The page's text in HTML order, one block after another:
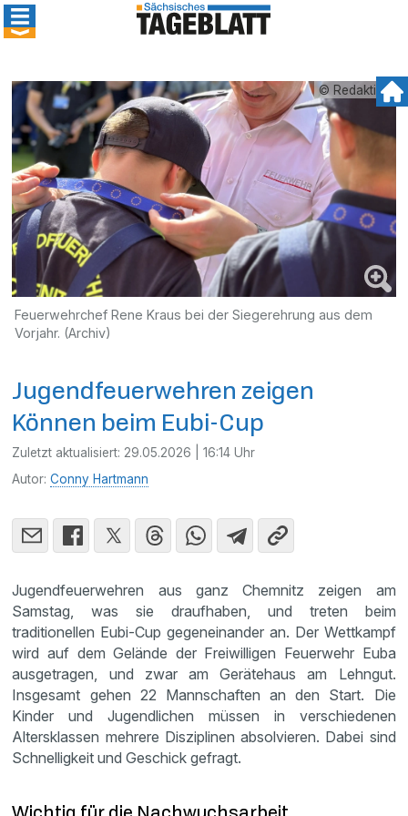
© Redaktion
Feuerwehrchef Rene Kraus bei der Siegerehrung aus dem
Vorjahr. (Archiv)
Jugendfeuerwehren zeigen
Können beim Eubi-Cup
Zuletzt aktualisiert: 29.05.2026 | 16:14 Uhr
Autor:Conny Hartmann
Jugendfeuerwehren aus ganz Chemnitz zeigen am
Samstag, was sie draufhaben, und treten beim
traditionellen Eubi‑Cup gegeneinander an. Der Wettkampf
wird auf dem Gelände der Freiwilligen Feuerwehr Euba
ausgetragen, und zwar am Gerätehaus am Lehngut.
Insgesamt gehen 22 Mannschaften an den Start. Die
Kinder und Jugendlichen müssen in verschiedenen
Altersklassen mehrere Disziplinen absolvieren. Dabei sind
Schnelligkeit und Geschick gefragt.